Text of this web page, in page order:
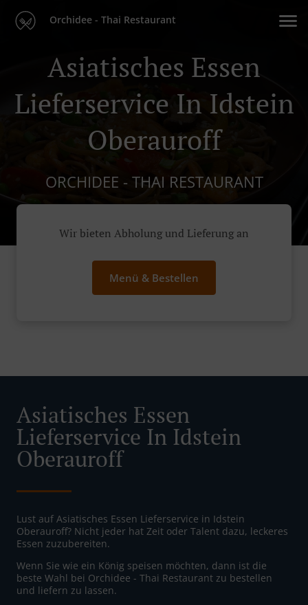
Orchidee - Thai Restaurant
Asiatisches Essen
Lieferservice In Idstein
Oberauroff
ORCHIDEE - THAI RESTAURANT
Wir bieten Abholung und Lieferung an
Menü & Bestellen
Asiatisches Essen
Lieferservice In Idstein
Oberauroff
Lust auf Asiatisches Essen Lieferservice in Idstein
Oberauroff? Nicht jeder hat Zeit oder Talent dazu, leckeres
Essen zuzubereiten.
Wenn Sie wie ein König speisen möchten, dann ist die
beste Wahl bei Orchidee - Thai Restaurant zu bestellen
und liefern zu lassen.